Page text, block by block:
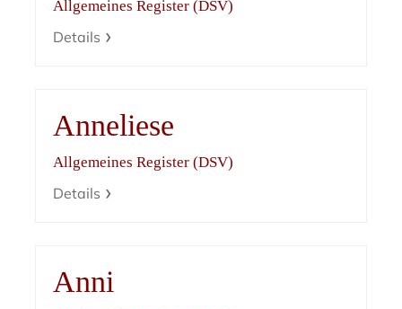
Allgemeines Register (DSV)
Details
Anneliese
Allgemeines Register (DSV)
Details
Anni